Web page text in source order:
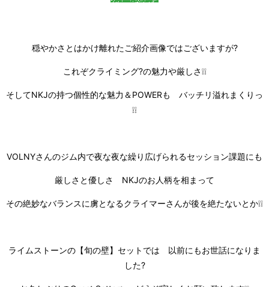
穏やかさとはかけ離れたご紹介画像ではございますが?
これぞクライミング?の魅力や厳しさ❕❕
そしてNKJの持つ個性的な魅力＆POWERも バッチリ溢れまくりっ
❕❕
VOLNYさんのジム内で夜な夜な繰り広げられるセッション課題にも
厳しさと優しさ NKJのお人柄を相まって
その絶妙なバランスに虜となるクライマーさんが後を絶たないとか❕❕
ライムストーンの【旬の壁】セットでは 以前にもお世話になりま
した?